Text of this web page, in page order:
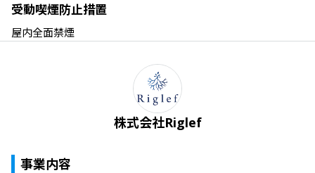
受動喫煙防止措置
屋内全面禁煙
株式会社Riglef
事業内容